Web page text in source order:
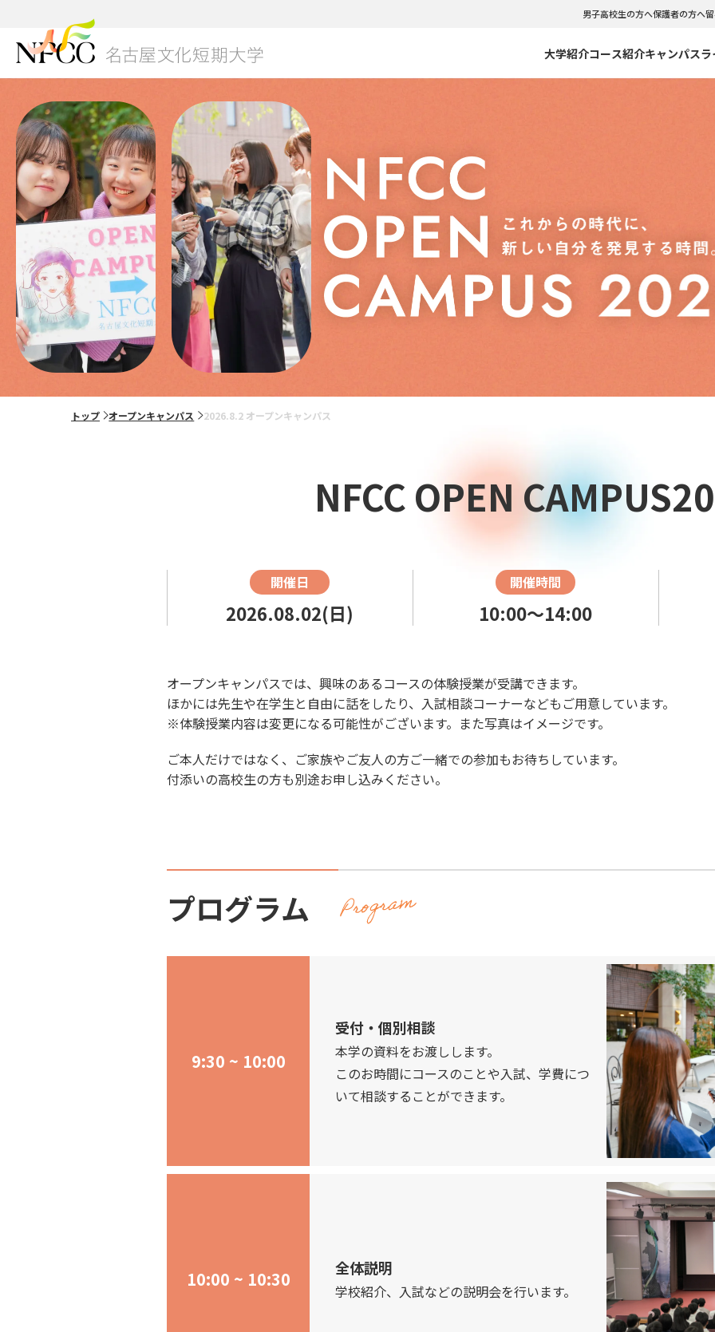
男子高校生の方へ保護者の方へ
大学紹介
研究紀要
コース紹介
ブライダルコース
美容文化コース フードビジネスコース
02
グレイセスコース マスターコース
キャンパスラ
学生会・クラブ
総合型選抜・社会人入試 WEBエントリー
学費について
出願書類ダウンロード
トップ オープンキャンパス 2026.8.2 オープンキャンパス
NFCC OPEN
開催日
2026.08.02(日)
開催時間
10:00〜14:00
オープンキャンパスでは、興味のあるコースの体験授業が受講できます。
ほかには先生や在学生と自由に話をしたり、入試相談コーナーなどもご用意しています。
※体験授業内容は変更になる可能性がございます。また写真はイメージです。
ご本人だけではなく、ご家族やご友人の方ご一緒での参加もお待ちしています。
付添いの高校生の方も別途お申し込みください。
プログラム
9:30 ~ 10:00
受付・個別相談
本学の資料をお渡しします。
このお時間にコースのことや入試、学費につ
いて相談することができます。
10:00 ~ 10:30
全体説明
学校紹介、入試などの説明会を行います。